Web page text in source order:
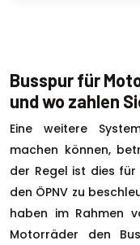
Busspur für
und wo zahlen
Eine weitere
machen können,
der Regel ist dies
den ÖPNV zu
haben im Rahmen
Motorräder den